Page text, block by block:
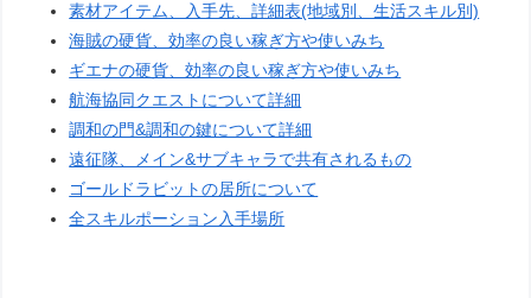
素材アイテム、入手先、詳細表(地域別、生活スキル別)
海賊の硬貨、効率の良い稼ぎ方や使いみち
ギエナの硬貨、効率の良い稼ぎ方や使いみち
航海協同クエストについて詳細
調和の門&調和の鍵について詳細
遠征隊、メイン&サブキャラで共有されるもの
ゴールドラビットの居所について
全スキルポーション入手場所